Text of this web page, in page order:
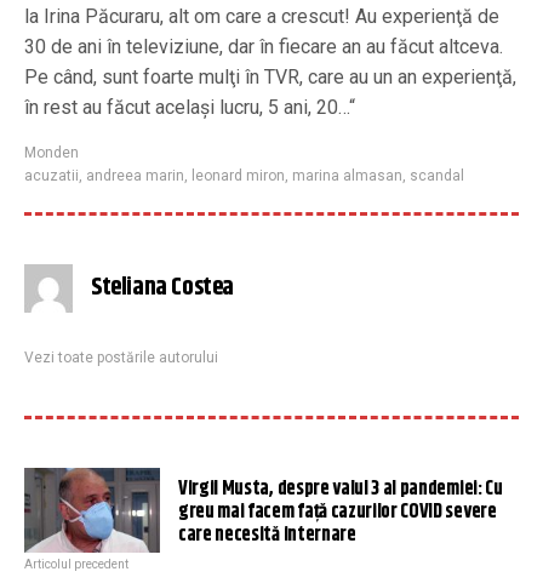
la Irina Păcuraru, alt om care a crescut! Au experienţă de
30 de ani în televiziune, dar în fiecare an au făcut altceva.
Pe când, sunt foarte mulţi în TVR, care au un an experienţă,
în rest au făcut acelaşi lucru, 5 ani, 20…“
Monden
acuzatii, andreea marin, leonard miron, marina almasan, scandal
Steliana Costea
Vezi toate postările autorului
Virgil Musta, despre valul 3 al pandemiei: Cu
greu mai facem faţă cazurilor COVID severe
care necesită internare
Articolul precedent